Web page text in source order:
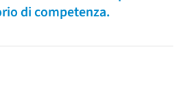
di competenza.